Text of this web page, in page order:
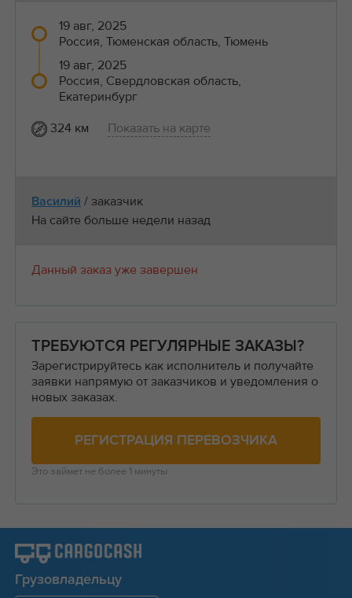
19 авг, 2025
Россия, Тюменская область, Тюмень
19 авг, 2025
Россия, Свердловская область,
Екатеринбург
324 км
Показать на карте
Василий / заказчик
На сайте больше недели назад
Данный заказ уже завершен
ТРЕБУЮТСЯ РЕГУЛЯРНЫЕ ЗАКАЗЫ?
Зарегистрируйтесь как исполнитель и получайте
заявки напрямую от заказчиков и уведомления о
новых заказах.
РЕГИСТРАЦИЯ ПЕРЕВОЗЧИКА
Это займет не более 1 минуты.
Грузовладельцу